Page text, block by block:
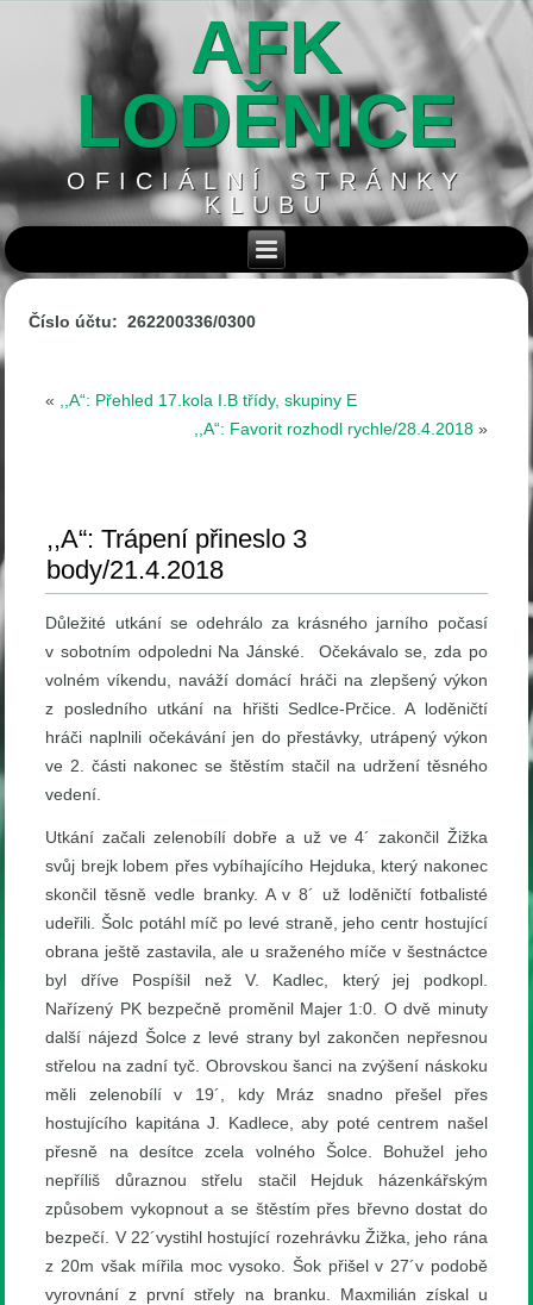
AFK
LODĚNICE
OFICIÁLNÍ STRÁNKY
KLUBU
Číslo účtu: 262200336/0300
«
,,A“: Přehled 17.kola I.B třídy, skupiny E
,,A“: Favorit rozhodl rychle/28.4.2018»
,,A“: Trápení přineslo 3
body/21.4.2018
Důležité utkání se odehrálo za krásného jarního počasí
v sobotním odpoledni Na Jánské. Očekávalo se, zda po
volném víkendu, naváží domácí hráči na zlepšený výkon
z posledního utkání na hřišti Sedlce-Prčice. A loděničtí
hráči naplnili očekávání jen do přestávky, utrápený výkon
ve 2. části nakonec se štěstím stačil na udržení těsného
vedení.
Utkání začali zelenobílí dobře a už ve 4´ zakončil Žižka
svůj brejk lobem přes vybíhajícího Hejduka, který nakonec
skončil těsně vedle branky. A v 8´ už loděničtí fotbalisté
udeřili. Šolc potáhl míč po levé straně, jeho centr hostující
obrana ještě zastavila, ale u sraženého míče v šestnáctce
byl dříve Pospíšil než V. Kadlec, který jej podkopl.
Nařízený PK bezpečně proměnil Majer 1:0. O dvě minuty
další nájezd Šolce z levé strany byl zakončen nepřesnou
střelou na zadní tyč. Obrovskou šanci na zvýšení náskoku
měli zelenobílí v 19´, kdy Mráz snadno přešel přes
hostujícího kapitána J. Kadlece, aby poté centrem našel
přesně na desítce zcela volného Šolce. Bohužel jeho
nepříliš důraznou střelu stačil Hejduk házenkářským
způsobem vykopnout a se štěstím přes břevno dostat do
bezpečí. V 22´vystihl hostující rozehrávku Žižka, jeho rána
z 20m však mířila moc vysoko. Šok přišel v 27´v podobě
vyrovnání z první střely na branku. Maxmilián získal u